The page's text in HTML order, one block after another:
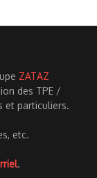
ZATAZ
des TPE /
et particuliers.
etc.
.